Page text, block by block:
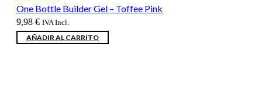
One Bottle Builder Gel – Toffee Pink
9,98 € IVA Incl.
AÑADIR AL CARRITO